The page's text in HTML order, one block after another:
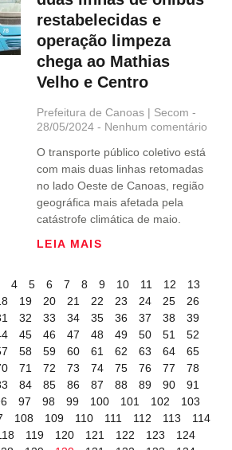
restabelecidas e
operação limpeza
chega ao Mathias
Velho e Centro
Prefeitura de Canoas | Secom
28/05/2024
Nenhum comentário
O transporte público coletivo está
com mais duas linhas retomadas
no lado Oeste de Canoas, região
geográfica mais afetada pela
catástrofe climática de maio.
LEIA MAIS
4 5 6 7 8 9 10 11 12
13
19 20 21 22 23 24 25
26
32 33 34 35 36 37 38
39
45 46 47 48 49 50 51
52
58 59 60 61 62 63 64
65
71 72 73 74 75 76 77
78
84 85 86 87 88 89 90
91
97 98 99 100 101 102
103
108 109 110 111 112 113
114
119 120 121 122 123
124